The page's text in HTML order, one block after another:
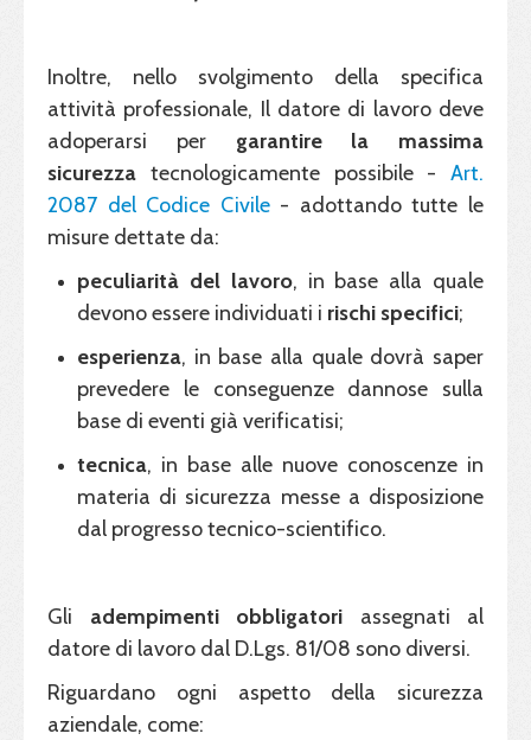
Inoltre, nello svolgimento della specifica
attività professionale, Il datore di lavoro deve
adoperarsi per garantire la massima
sicurezza tecnologicamente possibile - Art.
2087 del Codice Civile- adottando tutte le
misure dettate da:
peculiarità del lavoro, in base alla quale
devono essere individuati i rischi specifici;
esperienza, in base alla quale dovrà saper
prevedere le conseguenze dannose sulla
base di eventi già verificatisi;
tecnica, in base alle nuove conoscenze in
materia di sicurezza messe a disposizione
dal progresso tecnico-scientifico.
Gli adempimenti obbligatori assegnati al
datore di lavoro dal D.Lgs. 81/08 sono diversi.
Riguardano ogni aspetto della sicurezza
aziendale, come: